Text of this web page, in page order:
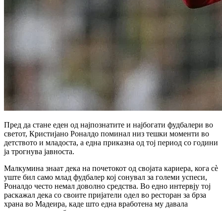
Пред да стане еден од најпознатите и најбогати фудбалери во
светот, Кристијано Роналдо поминал низ тешки моменти во
детството и младоста, а една приказна од тој период со години
ја трогнува јавноста.
Малкумина знаат дека на почетокот од својата кариера, кога сè
уште бил само млад фудбалер кој сонувал за големи успеси,
Роналдо често немал доволно средства. Во едно интервју тој
раскажал дека со своите пријатели одел во ресторан за брза
храна во Мадеира, каде што една вработена му давала